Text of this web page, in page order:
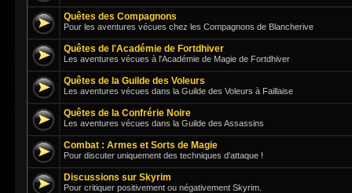
Quêtes des Compagnons
Pour les aventures vécues chez les Compagnons de Blancherive
Quêtes de l'Académie de Fortdhiver
Les aventures vécues à l'Académie de Magie de Fortdhiver
Quêtes de la Guilde des Voleurs
Les aventures vécues dans la Guilde des Voleurs à Faillaise
Quêtes de la Confrérie Noire
Les aventures vécues dans la Guilde des Assassins
Combat : Armes et Sorts de Magie
Pour discuter uniquement des techniques d'attaque !
Discussions sur Skyrim
Pour critiquer positivement ou négativement Skyrim.